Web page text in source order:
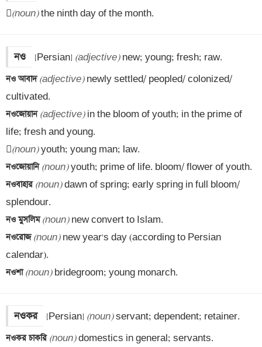
(noun) the ninth day of the month.
নও [Persian] (adjective)
নও আবাদ (adjective) newly settled/ peopled/ colonized/
নওজোয়ান (adjective) in the bloom of youth; in the prime of
life; fresh and young.
(noun)
নওজোয়ানি (noun)
নওবাহার (noun) dawn of spring; early spring in full bloom/
নও মুসলিম (noun)
নওরোজ (noun) new year's day (according to Persian
নওশা (noun) bridegroom; young monarch.
নওকর [Persian] (noun)
নওকর চাকরি (noun) domestics in general; servants.